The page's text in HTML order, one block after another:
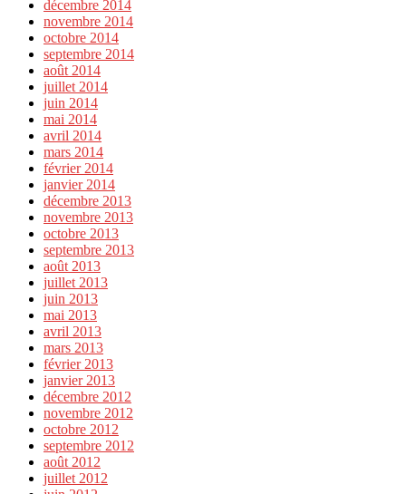
décembre 2014
novembre 2014
octobre 2014
septembre 2014
août 2014
juillet 2014
juin 2014
mai 2014
avril 2014
mars 2014
février 2014
janvier 2014
décembre 2013
novembre 2013
octobre 2013
septembre 2013
août 2013
juillet 2013
juin 2013
mai 2013
avril 2013
mars 2013
février 2013
janvier 2013
décembre 2012
novembre 2012
octobre 2012
septembre 2012
août 2012
juillet 2012